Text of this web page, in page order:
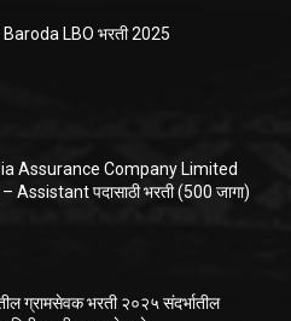
LBO भरती 2025
Assurance Company Limited
Assistant पदासाठी भरती (500 जागा)
ग्रामसेवक भरती २०२५ संदर्भातील